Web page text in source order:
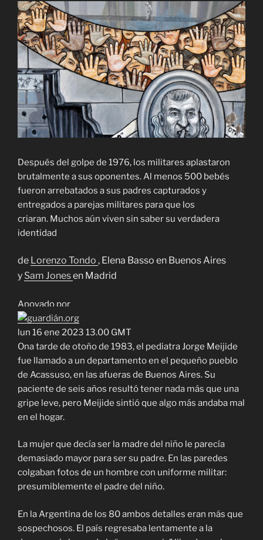
Después del golpe de 1976, los militares aplastaron
brutalmente a sus oponentes. Al menos 500 bebés
fueron arrebatados a sus padres capturados y
entregados a parejas militares para que los
criaran. Muchos aún viven sin saber su verdadera
identidad
de Lorenzo Tondo , Elena Basso en Buenos Aires
y Sam Jonesen Madrid
Apoyado por
lun 16 ene 2023 13.00 GMT
Ona tarde de otoño de 1983, el pediatra Jorge Meijide
fue llamado a un departamento en el pequeño pueblo
de Acassuso, en las afueras de Buenos Aires. Su
paciente de seis años resultó tener nada más que una
gripe leve, pero Meijide sintió que algo más andaba mal
en el hogar.
La mujer que decía ser la madre del niño le parecía
demasiado mayor para ser su padre. En las paredes
colgaban fotos de un hombre con uniforme militar:
presumiblemente el padre del niño.
En la Argentina de los 80 ambos detalles eran más que
sospechosos. El país regresaba lentamente a la